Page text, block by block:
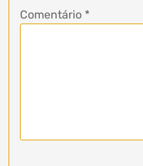
Comentário *